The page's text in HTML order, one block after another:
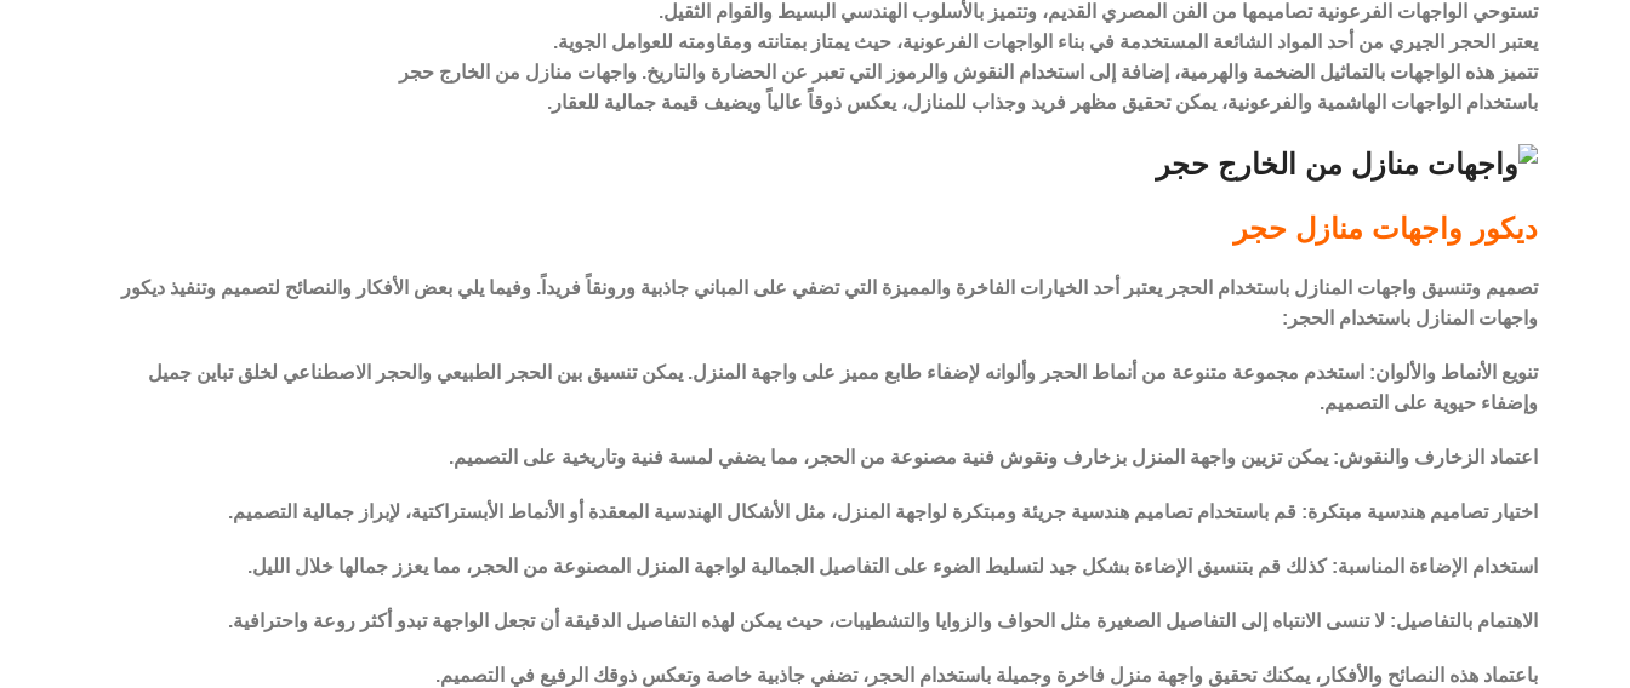
تستوحي الواجهات الفرعونية تصاميمها من الفن المصري القديم، وتتميز بالأسلوب الهندسي البسيط والقوام الثقيل.
يعتبر الحجر الجيري من أحد المواد الشائعة المستخدمة في بناء الواجهات الفرعونية، حيث يمتاز بمتانته ومقاومته للعوامل الجوية.
تتميز هذه الواجهات بالتماثيل الضخمة والهرمية، إضافة إلى استخدام النقوش والرموز التي تعبر عن الحضارة والتاريخ. واجهات منازل من الخارج حجر
باستخدام الواجهات الهاشمية والفرعونية، يمكن تحقيق مظهر فريد وجذاب للمنازل، يعكس ذوقاً عالياً ويضيف قيمة جمالية للعقار.
ديكور واجهات منازل حجر
تصميم وتنسيق واجهات المنازل باستخدام الحجر يعتبر أحد الخيارات الفاخرة والمميزة التي تضفي على المباني جاذبية ورونقاً فريداً. وفيما يلي بعض الأفكار والنصائح لتصميم وتنفيذ ديكور
واجهات المنازل باستخدام الحجر:
تنويع الأنماط والألوان: استخدم مجموعة متنوعة من أنماط الحجر وألوانه لإضفاء طابع مميز على واجهة المنزل. يمكن تنسيق بين الحجر الطبيعي والحجر الاصطناعي لخلق تباين جميل
وإضفاء حيوية على التصميم.
اعتماد الزخارف والنقوش: يمكن تزيين واجهة المنزل بزخارف ونقوش فنية مصنوعة من الحجر، مما يضفي لمسة فنية وتاريخية على التصميم.
اختيار تصاميم هندسية مبتكرة: قم باستخدام تصاميم هندسية جريئة ومبتكرة لواجهة المنزل، مثل الأشكال الهندسية المعقدة أو الأنماط الأبستراكتية، لإبراز جمالية التصميم.
استخدام الإضاءة المناسبة: كذلك قم بتنسيق الإضاءة بشكل جيد لتسليط الضوء على التفاصيل الجمالية لواجهة المنزل المصنوعة من الحجر، مما يعزز جمالها خلال الليل.
الاهتمام بالتفاصيل: لا تنسى الانتباه إلى التفاصيل الصغيرة مثل الحواف والزوايا والتشطيبات، حيث يمكن لهذه التفاصيل الدقيقة أن تجعل الواجهة تبدو أكثر روعة واحترافية.
باعتماد هذه النصائح والأفكار، يمكنك تحقيق واجهة منزل فاخرة وجميلة باستخدام الحجر، تضفي جاذبية خاصة وتعكس ذوقك الرفيع في التصميم.